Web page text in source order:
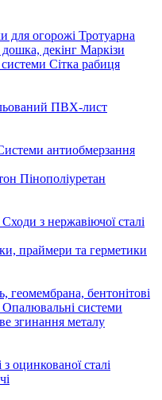
для огорожі Тротуарна
декінг Маркізи
Сітка рабиця
ПВХ-лист
антиобмерзання
Пінополіуретан
Сходи з нержавіючої сталі
праймери та герметики
геомембрана, бентонітові
Опалювальні системи
згинання металу
оцинкованої сталі